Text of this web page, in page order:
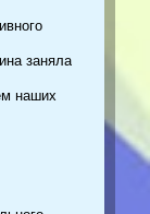
заняла
наших